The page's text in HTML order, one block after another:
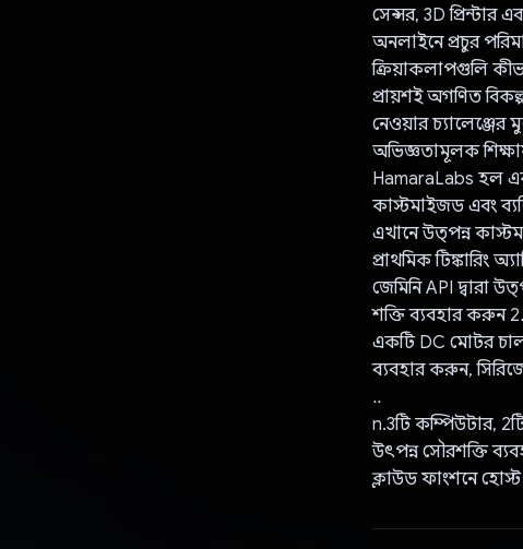
সেন্সর, 3D প্রিন্টার
অনলাইনে প্রচুর
ক্রিয়াকলাপগুলি
প্রায়শই অগণিত
নেওয়ার চ্যালেঞ্জের
অভিজ্ঞতামূলক
HamaraLabs হল
কাস্টমাইজড এবং
এখানে উত্পন্ন
প্রাথমিক টিঙ্কারিং
জেমিনি API দ্বারা
শক্তি ব্যবহার করুন
একটি DC মোটর
ব্যবহার করুন,
..
n.3টি কম্পিউটার,
উৎপন্ন সৌরশক্তি
ক্লাউড ফাংশনে হোস্ট